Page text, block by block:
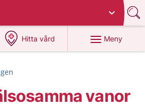
Hitta vård
på 1177.se
Meny
vanor